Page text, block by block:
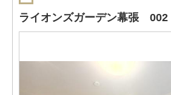
ライオンズガーデン幕張 002